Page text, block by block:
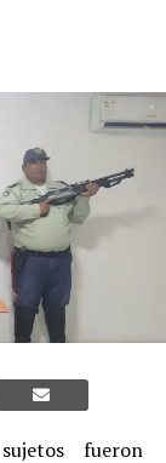
fueron